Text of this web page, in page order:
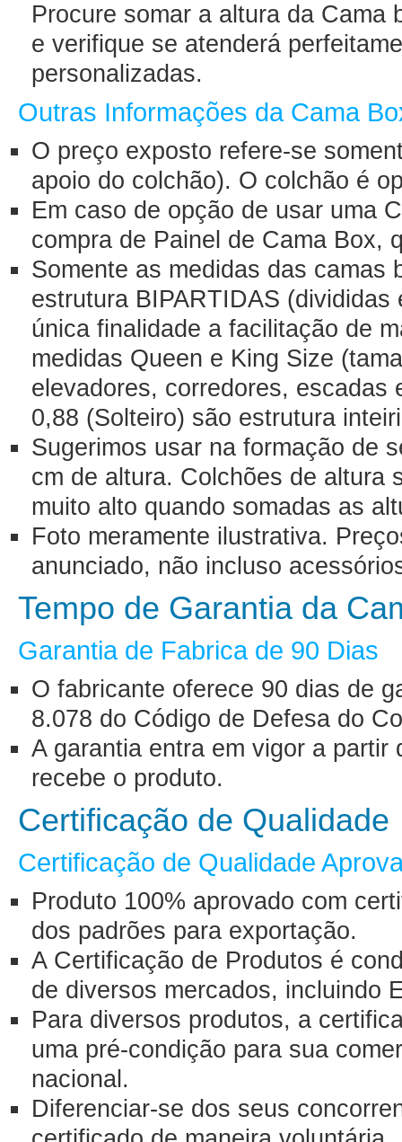
Procure somar a altura da Cama
e verifique se atenderá
personalizadas.
Outras Informações da Cama
O preço exposto refere-se
apoio do colchão). O colchão é
Em caso de opção de usar uma
compra de Painel de Cama Box,
Somente as medidas das camas
estrutura BIPARTIDAS
única finalidade a facilitação de
medidas Queen e King Size
elevadores, corredores, escadas
0,88 (Solteiro) são estrutura
Sugerimos usar na formação de
cm de altura. Colchões de altura
muito alto quando somadas as
Foto meramente ilustrativa.
anunciado, não incluso
Tempo de Garantia da
Garantia de Fabrica de 90 Dias
O fabricante oferece 90 dias de
8.078 do Código de Defesa do
A garantia entra em vigor a partir
recebe o produto.
Certificação de Qualidade
Certificação de Qualidade
Produto 100% aprovado com
dos padrões para exportação.
A Certificação de Produtos é
de diversos mercados, incluindo
Para diversos produtos, a
uma pré-condição para sua
nacional.
Diferenciar-se dos seus